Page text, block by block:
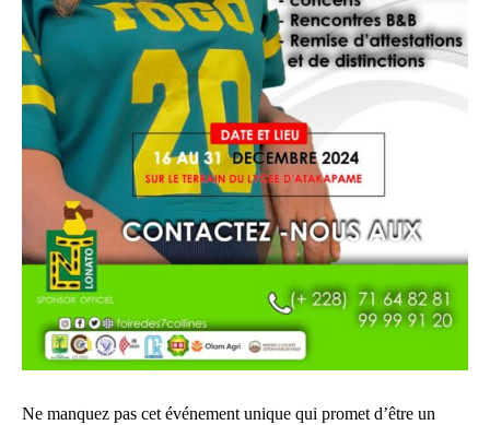
Ne manquez pas cet événement unique qui promet d’être un